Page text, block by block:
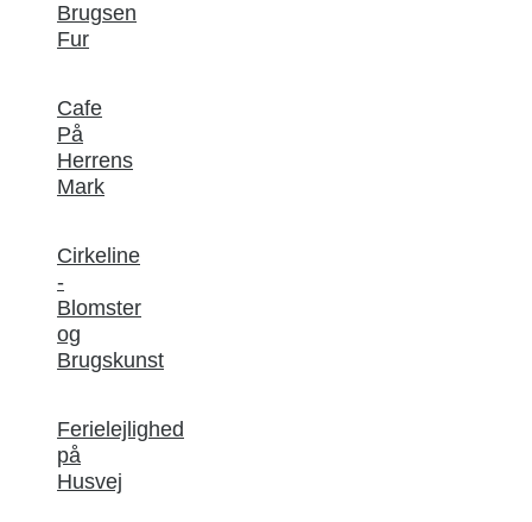
Brugsen
Fur
Cafe
På
Herrens
Mark
Cirkeline
-
Blomster
og
Brugskunst
Ferielejlighed
på
Husvej